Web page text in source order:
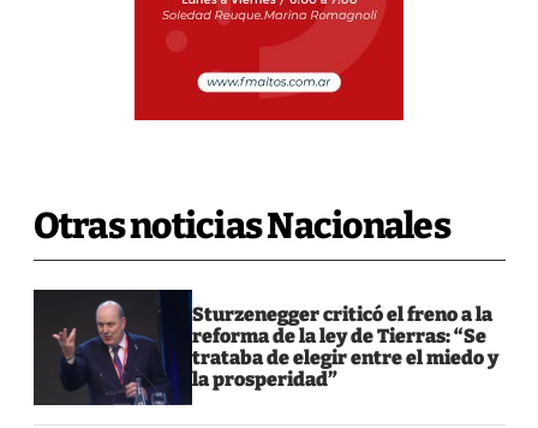
Otras noticias Nacionales
Sturzenegger criticó el freno a la
reforma de la ley de Tierras: “Se
trataba de elegir entre el miedo y
la prosperidad”